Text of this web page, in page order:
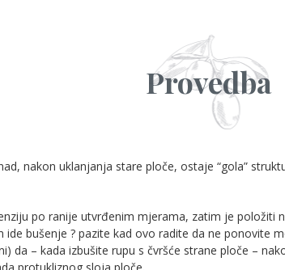
Provedba
nakon uklanjanja stare ploče, ostaje “gola”
po ranije utvrđenim mjerama, zatim je
bušenje ? pazite kad ovo radite da ne ponovite
da – kada izbušite rupu s čvršće strane ploče –